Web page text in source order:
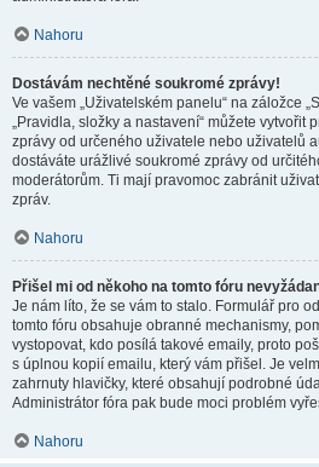
Nahoru
Dostávám nechtěné soukromé zprávy!
Ve vašem „Uživatelském panelu“ na záložce
„Pravidla, složky a nastavení“ můžete vytvořit
zprávy od určeného uživatele nebo uživatelů
dostáváte urážlivé soukromé zprávy od
moderátorům. Ti mají pravomoc zabránit
zpráv.
Nahoru
Přišel mi od někoho na tomto fóru
Je nám líto, že se vám to stalo. Formulář pro
tomto fóru obsahuje obranné mechanismy,
vystopovat, kdo posílá takové emaily, proto
s úplnou kopií emailu, který vám přišel. Je
zahrnuty hlavičky, které obsahují podrobné
Administrátor fóra pak bude moci problém
Nahoru